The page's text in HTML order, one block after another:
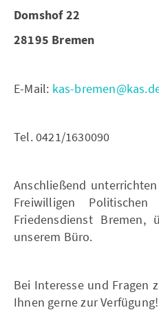
Domshof 22
28195 Bremen
E-Mail: kas-
Tel. 0421/1630090
Anschließend
Freiwilligen
Friedensdienst
unserem Büro.
Bei Interesse und Fragen
Ihnen gerne zur Verfügung!